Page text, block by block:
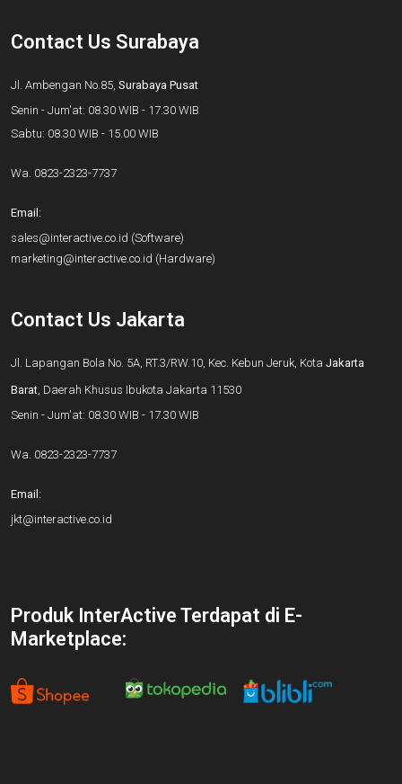
Contact Us Surabaya
Jl. Ambengan No.85, Surabaya Pusat
Senin - Jum'at: 08.30 WIB - 17.30 WIB
Sabtu: 08.30 WIB - 15.00 WIB
Wa. 0823-2323-7737
Email:
sales@interactive.co.id (Software)
marketing@interactive.co.id (Hardware)
Contact Us Jakarta
Jl. Lapangan Bola No. 5A, RT.3/RW.10, Kec. Kebun Jeruk, Kota Jakarta
Barat, Daerah Khusus Ibukota Jakarta 11530
Senin - Jum'at: 08.30 WIB - 17.30 WIB
Wa. 0823-2323-7737
Email:
jkt@interactive.co.id
Produk InterActive Terdapat di E-
Marketplace: